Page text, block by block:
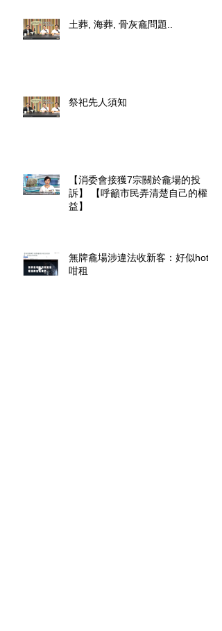
土葬, 海葬, 骨灰龕問題..
祭祀先人須知
【消委會接獲7宗關於龕場的投
訴】 【呼籲市民弄清楚自己的權
益】
無牌龕場涉違法收新客：好似hotel
咁租